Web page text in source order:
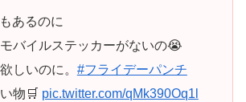
あるのに
バイルステッカーがないの😭
しいのに。 #フライデーパンチ
物🛒 pic.twitter.com/qMk390Oq1l